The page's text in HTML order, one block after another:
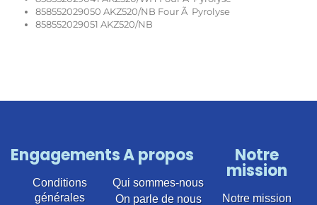
858552029050 AKZ520/NB Four Ã Pyrolyse
858552029051 AKZ520/NB
Engagements
Conditions
générales
A propos
Qui sommes-nous
On parle de nous
Notre
mission
Notre mission